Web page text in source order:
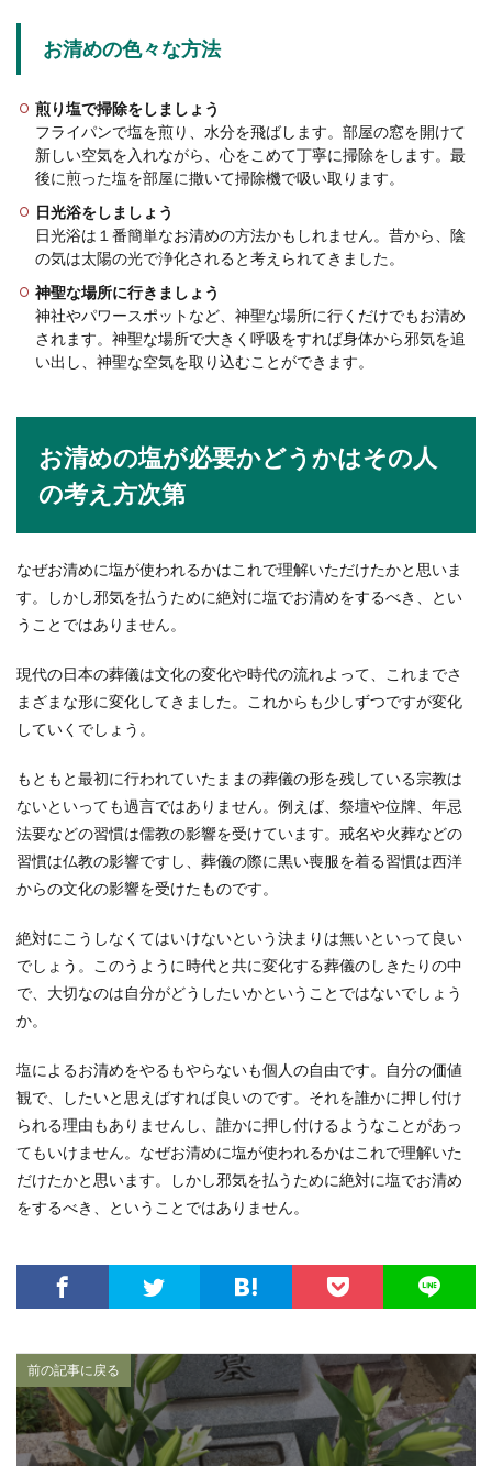
お清めの色々な方法
煎り塩で掃除をしましょう
フライパンで塩を煎り、水分を飛ばします。部屋の窓を開けて
新しい空気を入れながら、心をこめて丁寧に掃除をします。最
後に煎った塩を部屋に撒いて掃除機で吸い取ります。
日光浴をしましょう
日光浴は１番簡単なお清めの方法かもしれません。昔から、陰
の気は太陽の光で浄化されると考えられてきました。
神聖な場所に行きましょう
神社やパワースポットなど、神聖な場所に行くだけでもお清め
されます。神聖な場所で大きく呼吸をすれば身体から邪気を追
い出し、神聖な空気を取り込むことができます。
お清めの塩が必要かどうかはその人
の考え方次第
なぜお清めに塩が使われるかはこれで理解いただけたかと思いま
す。しかし邪気を払うために絶対に塩でお清めをするべき、とい
うことではありません。
現代の日本の葬儀は文化の変化や時代の流れよって、これまでさ
まざまな形に変化してきました。これからも少しずつですが変化
していくでしょう。
もともと最初に行われていたままの葬儀の形を残している宗教は
ないといっても過言ではありません。例えば、祭壇や位牌、年忌
法要などの習慣は儒教の影響を受けています。戒名や火葬などの
習慣は仏教の影響ですし、葬儀の際に黒い喪服を着る習慣は西洋
からの文化の影響を受けたものです。
絶対にこうしなくてはいけないという決まりは無いといって良い
でしょう。このうように時代と共に変化する葬儀のしきたりの中
で、大切なのは自分がどうしたいかということではないでしょう
か。
塩によるお清めをやるもやらないも個人の自由です。自分の価値
観で、したいと思えばすれば良いのです。それを誰かに押し付け
られる理由もありませんし、誰かに押し付けるようなことがあっ
てもいけません。なぜお清めに塩が使われるかはこれで理解いた
だけたかと思います。しかし邪気を払うために絶対に塩でお清め
をするべき、ということではありません。
前の記事に戻る